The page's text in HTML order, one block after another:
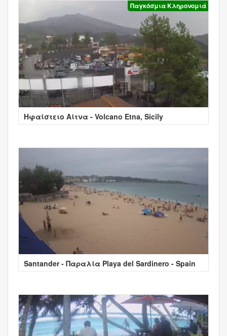
Παγκόσμια Κληρονομιά
Ηφαίστειο Αίτνα - Volcano Etna, Sicily
Santander - Παραλία Playa del Sardinero - Spain